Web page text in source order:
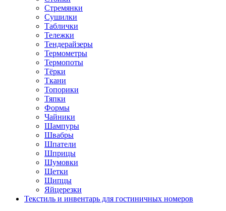
Стремянки
Сушилки
Таблички
Тележки
Тендерайзеры
Термометры
Термопоты
Тёрки
Ткани
Топорики
Тяпки
Формы
Чайники
Шампуры
Швабры
Шпатели
Шприцы
Шумовки
Щетки
Щипцы
Яйцерезки
Текстиль и инвентарь для гостиничных номеров